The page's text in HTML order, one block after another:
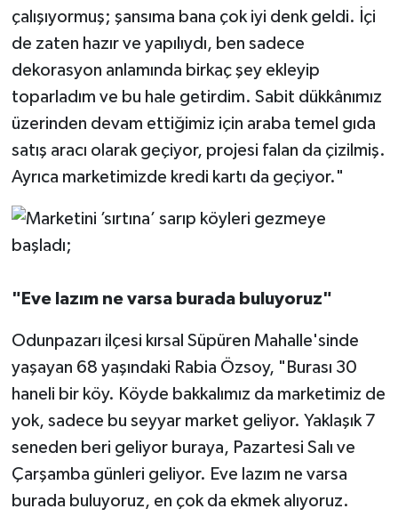
çalışıyormuş; şansıma bana çok iyi denk geldi. İçi
de zaten hazır ve yapılıydı, ben sadece
dekorasyon anlamında birkaç şey ekleyip
toparladım ve bu hale getirdim. Sabit dükkânımız
üzerinden devam ettiğimiz için araba temel gıda
satış aracı olarak geçiyor, projesi falan da çizilmiş.
Ayrıca marketimizde kredi kartı da geçiyor."
"Eve lazım ne varsa burada buluyoruz"
Odunpazarı ilçesi kırsal Süpüren Mahalle'sinde
yaşayan 68 yaşındaki Rabia Özsoy, "Burası 30
haneli bir köy. Köyde bakkalımız da marketimiz de
yok, sadece bu seyyar market geliyor. Yaklaşık 7
seneden beri geliyor buraya, Pazartesi Salı ve
Çarşamba günleri geliyor. Eve lazım ne varsa
burada buluyoruz, en çok da ekmek alıyoruz.